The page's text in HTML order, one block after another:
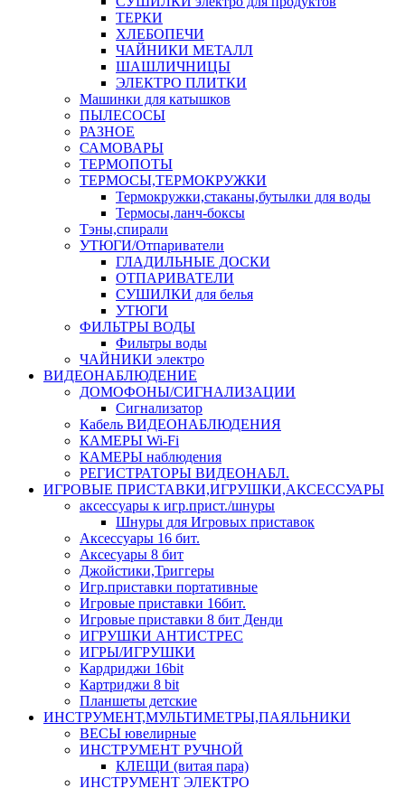
ТЕРКИ
ХЛЕБОПЕЧИ
ЧАЙНИКИ МЕТАЛЛ
ШАШЛИЧНИЦЫ
ЭЛЕКТРО ПЛИТКИ
Машинки для катышков
ПЫЛЕСОСЫ
РАЗНОЕ
САМОВАРЫ
ТЕРМОПОТЫ
ТЕРМОСЫ,ТЕРМОКРУЖКИ
Термокружки,стаканы,бутылки для воды
Термосы,ланч-боксы
Тэны,спирали
УТЮГИ/Отпариватели
ГЛАДИЛЬНЫЕ ДОСКИ
ОТПАРИВАТЕЛИ
СУШИЛКИ для белья
УТЮГИ
ФИЛЬТРЫ ВОДЫ
Фильтры воды
ЧАЙНИКИ электро
ВИДЕОНАБЛЮДЕНИЕ
ДОМОФОНЫ/СИГНАЛИЗАЦИИ
Сигнализатор
Кабель ВИДЕОНАБЛЮДЕНИЯ
КАМЕРЫ Wi-Fi
КАМЕРЫ наблюдения
РЕГИСТРАТОРЫ ВИДЕОНАБЛ.
ИГРОВЫЕ ПРИСТАВКИ,ИГРУШКИ,АКСЕССУАРЫ
аксесcуары к игр.прист./шнуры
Шнуры для Игровых приставок
Аксессуары 16 бит.
Аксесуары 8 бит
Джойстики,Триггеры
Игр.приставки портативные
Игровые приставки 16бит.
Игровые приставки 8 бит Денди
ИГРУШКИ АНТИСТРЕС
ИГРЫ/ИГРУШКИ
Кардриджи 16bit
Картриджи 8 bit
Планшеты детские
ИНСТРУМЕНТ,МУЛЬТИМЕТРЫ,ПАЯЛЬНИКИ
ВЕСЫ ювелирные
ИНСТРУМЕНТ РУЧНОЙ
КЛЕЩИ (витая пара)
ИНСТРУМЕНТ ЭЛЕКТРО